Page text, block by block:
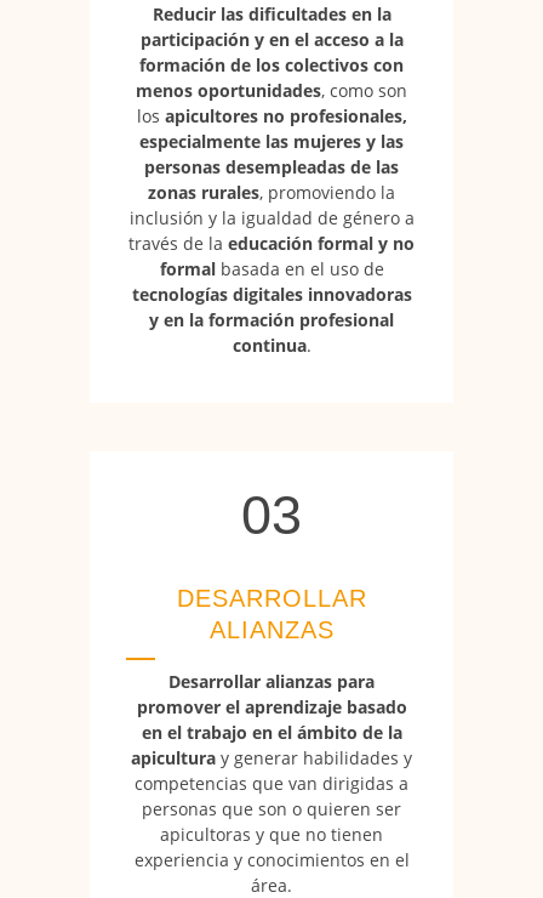
Reducir las dificultades en la
participación y en el acceso a la
formación de los colectivos con
menos oportunidades, como son
los apicultores no profesionales,
especialmente las mujeres y las
personas desempleadas de las
zonas rurales, promoviendo la
inclusión y la igualdad de género a
través de la educación formal y no
formal basada en el uso de
tecnologías digitales innovadoras
y en la formación profesional
continua.
03
DESARROLLAR
ALIANZAS
Desarrollar alianzas para
promover el aprendizaje basado
en el trabajo en el ámbito de la
apicultura y generar habilidades y
competencias que van dirigidas a
personas que son o quieren ser
apicultoras y que no tienen
experiencia y conocimientos en el
área.